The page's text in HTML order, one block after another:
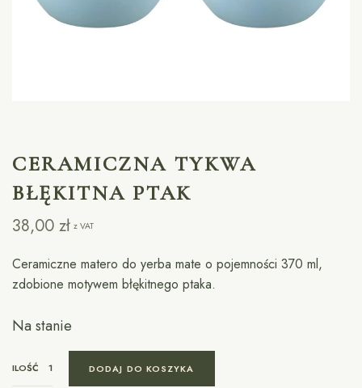
CERAMICZNA TYKWA
BŁĘKITNA PTAK
38,00zł z VAT
Ceramiczne matero do yerba mate o pojemności 370 ml,
zdobione motywem błękitnego ptaka.
Na stanie
ILOŚĆ DODAJ DO KOSZYKA